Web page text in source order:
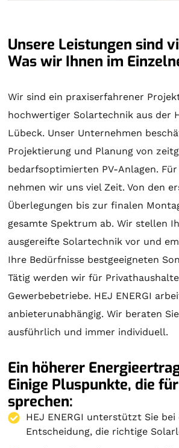
Unsere Leistungen sind
Was wir Ihnen im
Wir sind ein praxiserfahrener
hochwertiger Solartechnik aus der
Lübeck. Unser Unternehmen
Projektierung und Planung von
bedarfsoptimierten PV-Anlagen.
nehmen wir uns viel Zeit. Von den
Überlegungen bis zur finalen
gesamte Spektrum ab. Wir stellen
ausgereifte Solartechnik vor und
Ihre Bedürfnisse bestgeeigneten
Tätig werden wir für
Gewerbebetriebe. HEJ ENERGI
anbieterunabhängig. Wir beraten
ausführlich und immer individuell.
Ein höherer
Einige Pluspunkte, die
sprechen:
HEJ ENERGI unterstützt Sie bei
Entscheidung, die richtige